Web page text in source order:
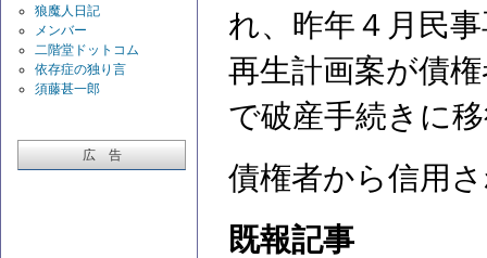
狼魔人日記
メンバー
二階堂ドットコム
依存症の独り言
須藤甚一郎
広 告
れ、昨年４月民
再生計画案が債
で破産手続きに
債権者から信用
既報記事